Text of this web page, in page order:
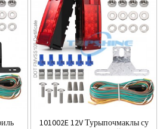
101002E 12V Турыпочмаклы су